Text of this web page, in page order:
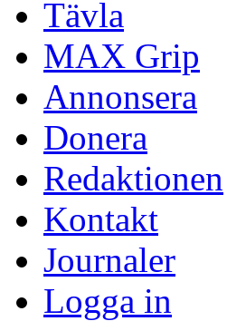
Tävla
MAX Grip
Annonsera
Donera
Redaktionen
Kontakt
Journaler
Logga in